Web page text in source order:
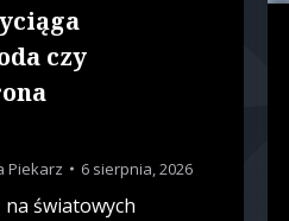
czy
Piekarz 6 sierpnia, 2026
światowych